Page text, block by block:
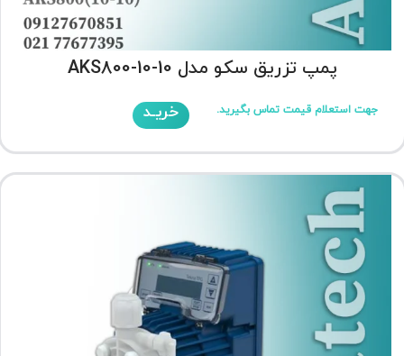
پمپ تزریق سکو مدل AKS800-10-10
جهت استعلام قیمت تماس بگیرید. خریـد